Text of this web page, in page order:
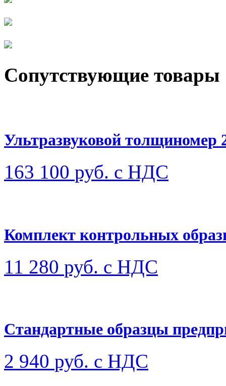
Сопутствующие товары
Ультразвуковой толщиномер
163 100 руб. с НДС
Комплект контрольных
11 280 руб. с НДС
Стандартные образцы
2 940 руб. с НДС